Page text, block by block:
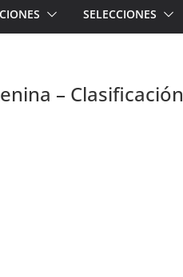
SELECCIONES
– Clasificación